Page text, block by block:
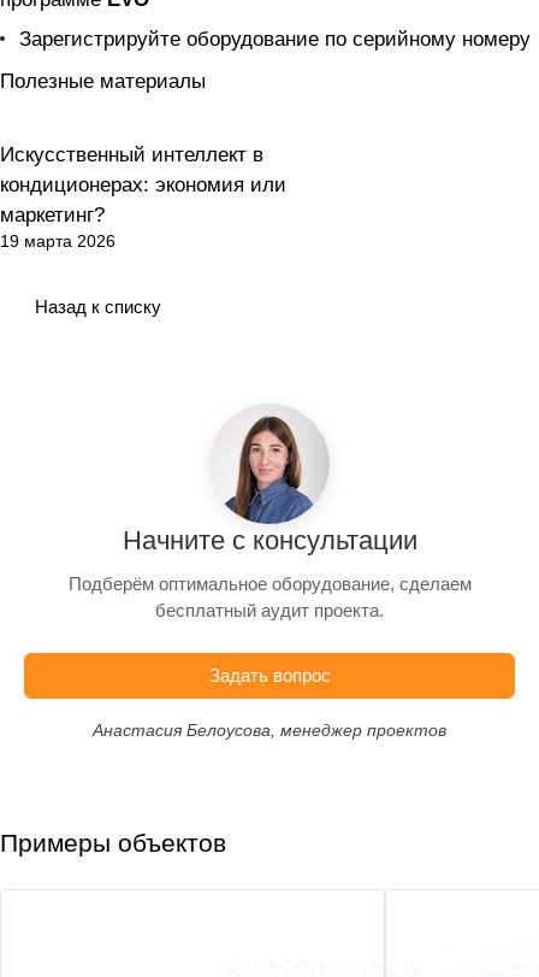
Зарегистрируйте оборудование по серийному номеру
Полезные материалы
Кондиционирование
Искусственный интеллект в
кондиционерах: экономия или
маркетинг?
19 марта 2026
Назад к списку
Начните с консультации
Подберём оптимальное оборудование, сделаем
бесплатный аудит проекта.
Задать вопрос
Анастасия Белоусова, менеджер проектов
Примеры объектов